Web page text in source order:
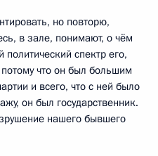
но повторю,
в зале, понимают, о чём
спектр его,
что он был большим
и всего, что с ней было
он был государственник.
нашего бывшего